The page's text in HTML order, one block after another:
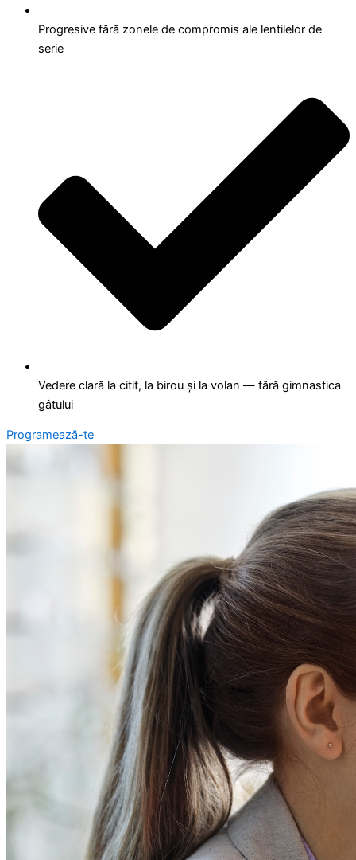
Progresive fără zonele de compromis ale lentilelor de
serie
Vedere clară la citit, la birou și la volan — fără gimnastica
gâtului
Programează-te